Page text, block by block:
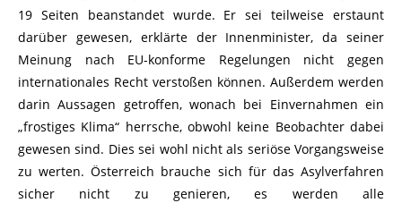
19 Seiten beanstandet wurde. Er sei teilweise erstaunt
darüber gewesen, erklärte der Innenminister, da seiner
Meinung nach EU-konforme Regelungen nicht gegen
internationales Recht verstoßen können. Außerdem werden
darin Aussagen getroffen, wonach bei Einvernahmen ein
„frostiges Klima“ herrsche, obwohl keine Beobachter dabei
gewesen sind. Dies sei wohl nicht als seriöse Vorgangsweise
zu werten. Österreich brauche sich für das Asylverfahren
sicher nicht zu genieren, es werden alle